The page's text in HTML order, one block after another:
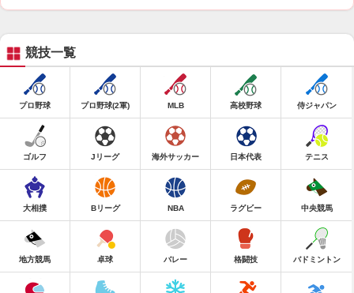
競技一覧
プロ野球 プロ野球(2軍) MLB 高校野球 侍ジャパン
ゴルフ Jリーグ 海外サッカー 日本代表 テニス
大相撲 Bリーグ NBA ラグビー 中央競馬
地方競馬 卓球 バレー 格闘技 バドミントン